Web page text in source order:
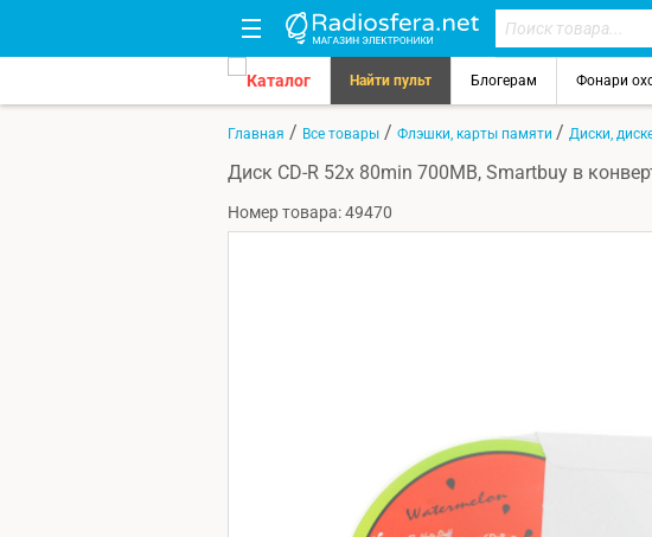
Каталог Найти пульт Блогерам Фонари
Главная / Все товары / Флэшки, карты памяти / Диски,
Диск CD-R 52x 80min 700MB, Smartbuy в
Номер товара: 49470